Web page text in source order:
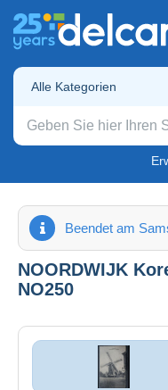
Alle Kategorien
Beendet am
NOORDWIJK
NO250